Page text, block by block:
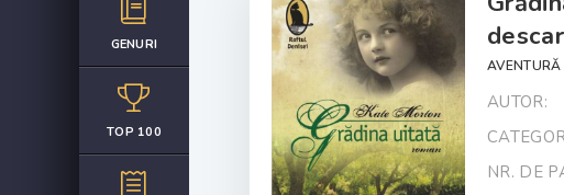
GENURI
TOP 100
AVENTURĂ
AUTOR:
NR. DE